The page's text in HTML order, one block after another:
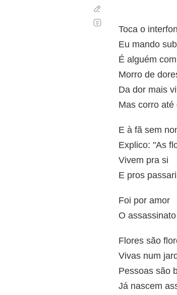
Toca o
Eu mando
É alguém
Morro de
Da dor mais vil
Mas corro até
E à fã sem
Explico: "As
Vivem pra si
E pros
Foi por amor
O
Flores são
Vivas num
Pessoas são
Já nascem
automático